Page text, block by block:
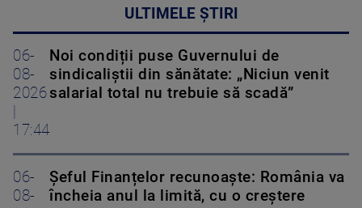
ULTIMELE ȘTIRI
06-
08-
2026
17:44
Noi condiții puse Guvernului de
sindicaliștii din sănătate: „Niciun venit
salarial total nu trebuie să scadă”
06-
08-
Șeful Finanțelor recunoaște: România va
încheia anul la limită, cu o creștere